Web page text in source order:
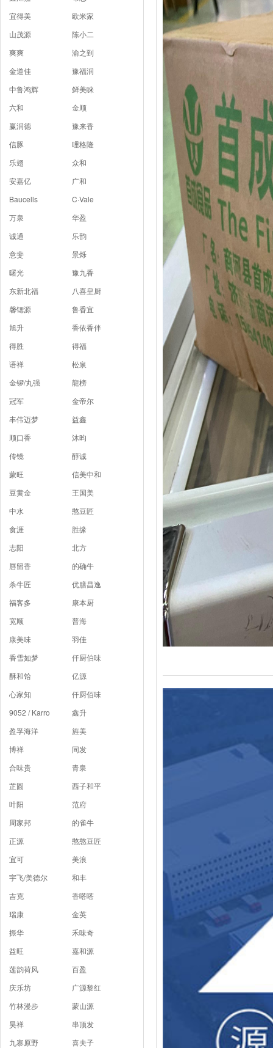
宜得美
欧米家
山茂源
陈小二
爽爽
渝之到
金道佳
豫福润
中鲁鸿辉
鲜美睐
六和
金顺
赢润德
豫来香
信豚
哩格隆
乐翅
众和
安嘉亿
广和
Baucells
C·Vale
万泉
华盈
诚通
乐韵
意斐
景烁
曙光
豫九香
东新北福
八喜皇厨
馨锶源
鲁香宜
旭升
香依香伴
得胜
得福
语祥
松泉
金锣/丸强
龍榜
冠军
金帝尔
丰伟迈梦
益鑫
顺口香
沐昀
传镜
醇诚
蒙旺
信美中和
豆黄金
王国美
中水
憨豆匠
食涯
胜缘
志阳
北方
唇留香
的确牛
杀牛匠
优膳昌逸
福客多
康本厨
宽顺
普海
康美味
羽佳
香雪如梦
仟厨伯味
酥和饸
亿源
心家知
仟厨佰味
9052 / Karro
鑫升
盈孚海洋
旌美
博祥
同发
合味贵
青泉
芷圆
西子和平
叶阳
范府
周家邦
的雀牛
正源
憨憨豆匠
宜可
美浪
宇飞/美德尔
和丰
吉克
香嗒嗒
瑞康
金英
振华
禾味奇
益旺
嘉和源
莲韵荷风
百盈
庆乐坊
广源黎红
竹林漫步
蒙山源
昊祥
串顶发
九寨原野
喜夫子